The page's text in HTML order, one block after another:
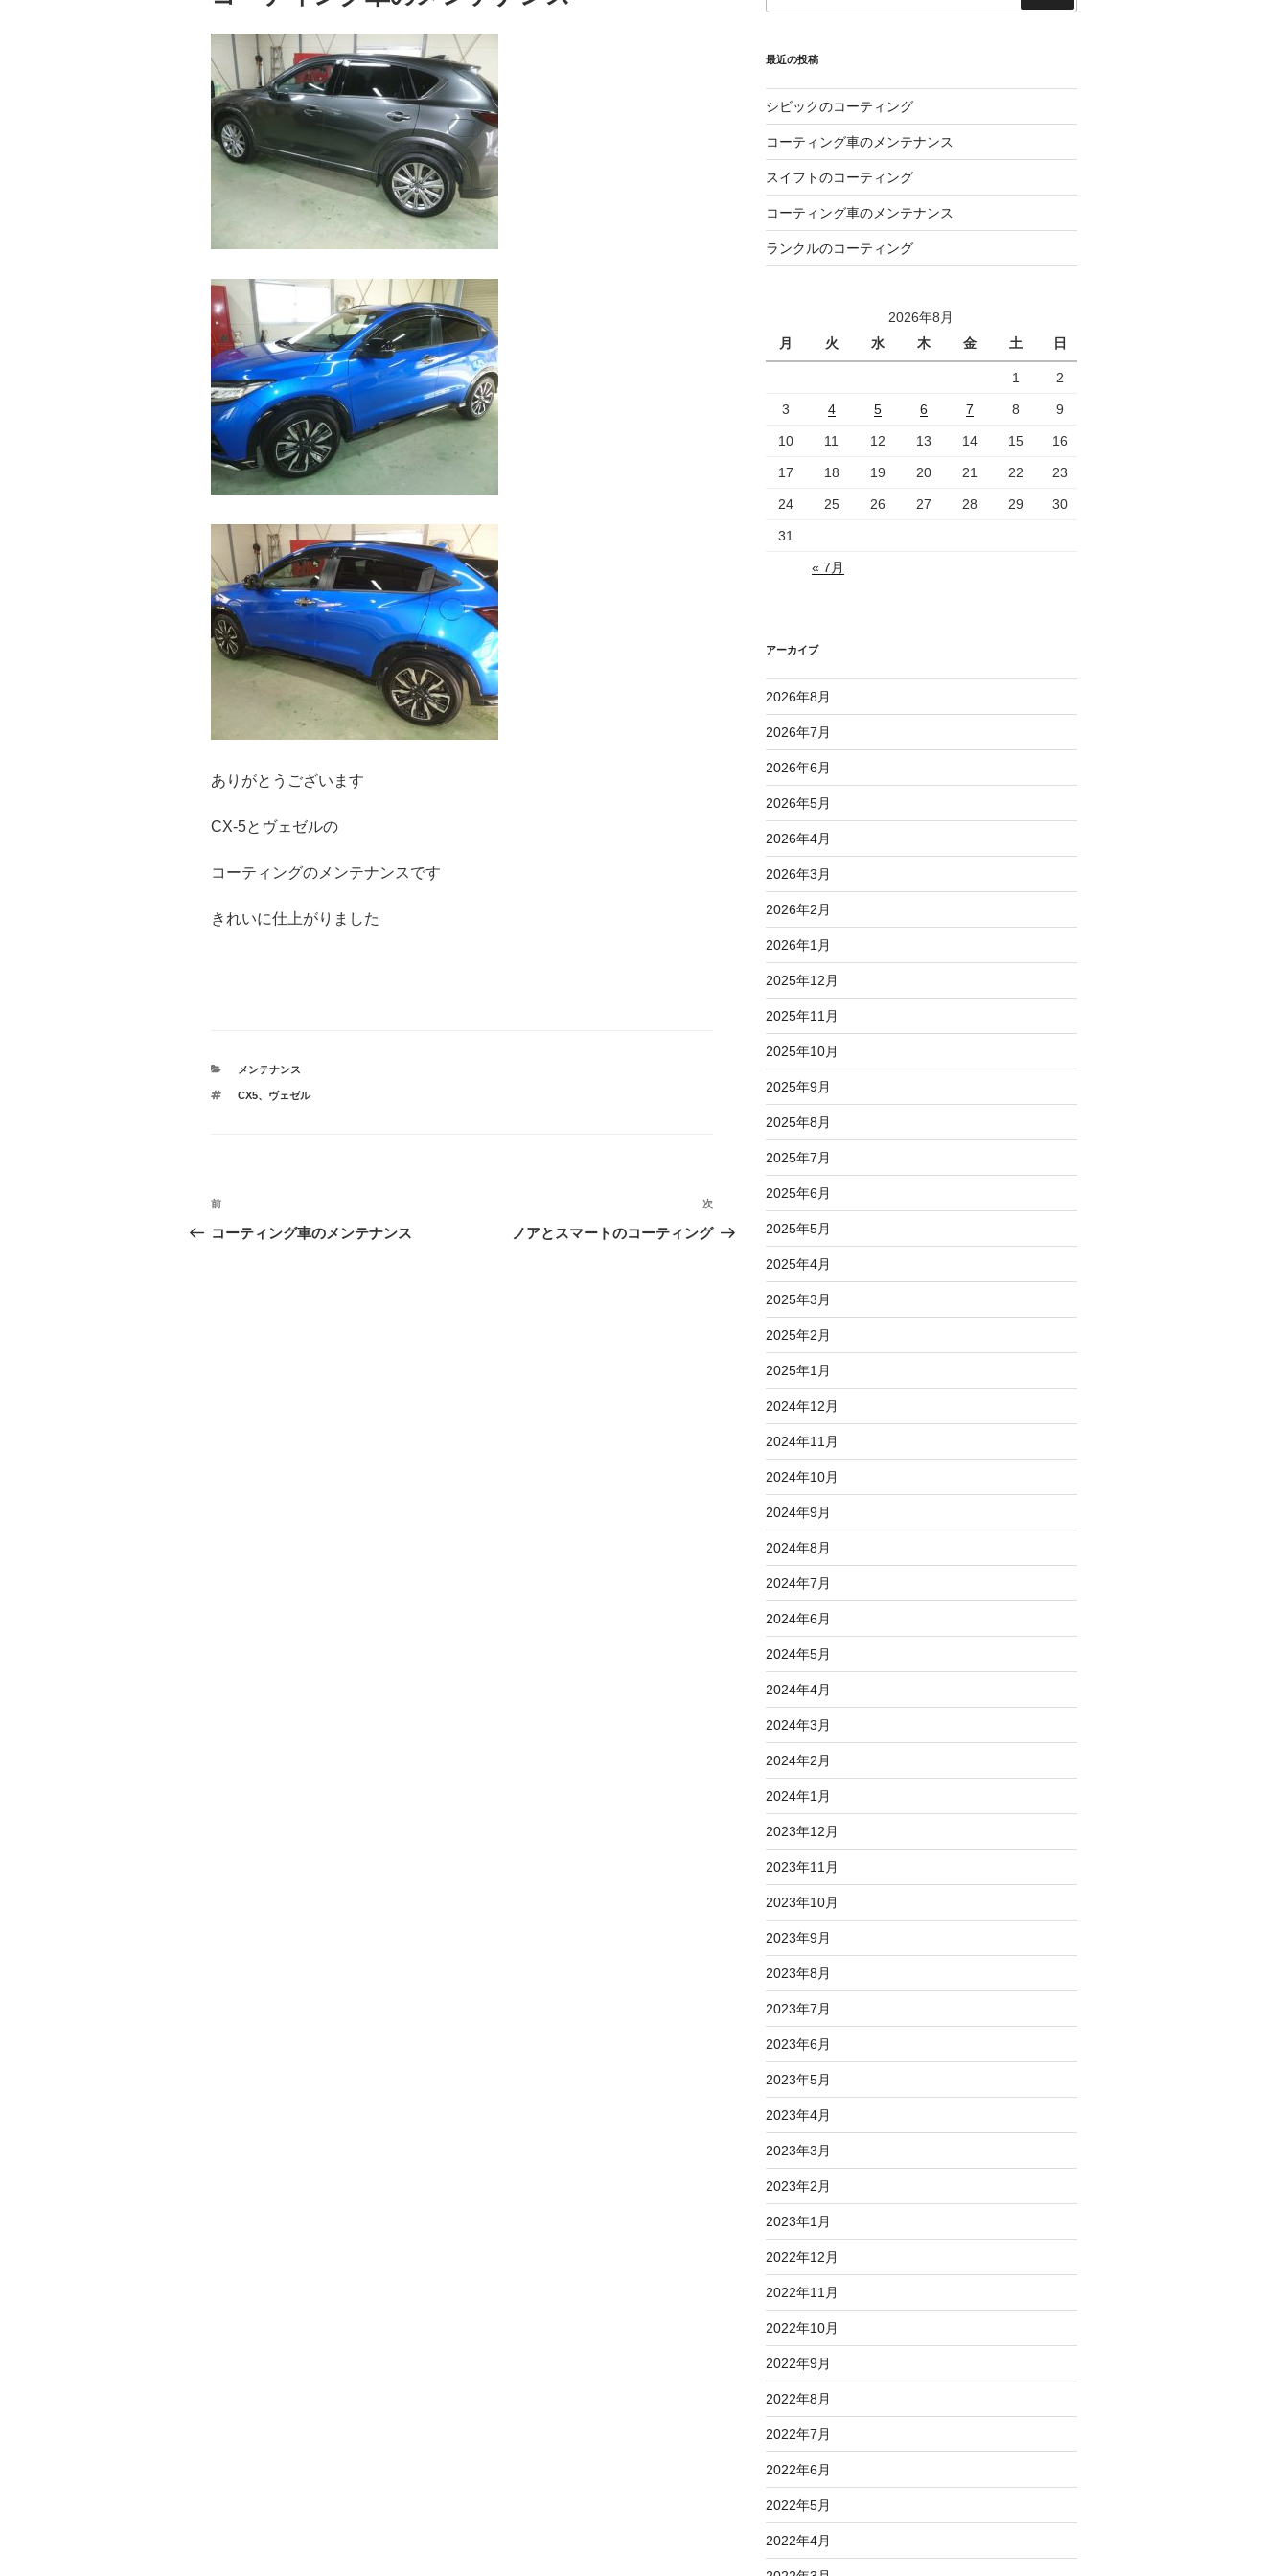
ありがとうございます
CX-5とヴェゼルの
コーティングのメンテナンスです
きれいに仕上がりました
カ
ゴ
メンテナンス
タ
CX5、 ヴェゼル
投
稿
前
の
前
コーティング車のメンテナンス
次
の
次
ノアとスマートのコーティング
索
最近の投稿
シビックのコーティング
コーティング車のメンテナンス
スイフトのコーティング
コーティング車のメンテナンス
ランクルのコーティング
2026年8月
月
火 水 木 金 土 日
1 2
3 4 5 6 7 8 9
10 11 12 13 14 15 16
17 18 19 20 21 22 23
24 25 26 27 28 29 30
31
« 7月
アーカイブ
2026年8月
2026年7月
2026年6月
2026年5月
2026年4月
2026年3月
2026年2月
2026年1月
2025年12月
2025年11月
2025年10月
2025年9月
2025年8月
2025年7月
2025年6月
2025年5月
2025年4月
2025年3月
2025年2月
2025年1月
2024年12月
2024年11月
2024年10月
2024年9月
2024年8月
2024年7月
2024年6月
2024年5月
2024年4月
2024年3月
2024年2月
2024年1月
2023年12月
2023年11月
2023年10月
2023年9月
2023年8月
2023年7月
2023年6月
2023年5月
2023年4月
2023年3月
2023年2月
2023年1月
2022年12月
2022年11月
2022年10月
2022年9月
2022年8月
2022年7月
2022年6月
2022年5月
2022年4月